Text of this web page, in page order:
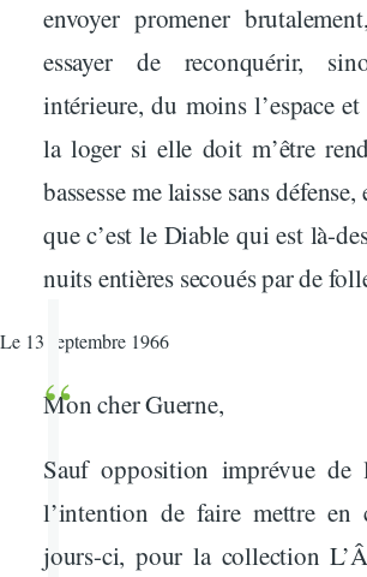
envoyer promener
essayer de reconquérir,
intérieure, du moins l’espace
la loger si elle doit m’être
bassesse me laisse sans
que c’est le Diable qui est là-
nuits entières secoués par de
Le 13 septembre 1966
Mon cher Guerne,
Sauf opposition imprévue de
l’intention de faire mettre en
jours-ci, pour la collection